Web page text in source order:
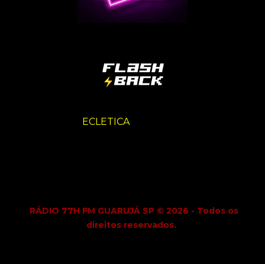
ECLETICA
RÁDIO 77H FM GUARUJÁ SP © 2026 - Todos os
direitos reservados.